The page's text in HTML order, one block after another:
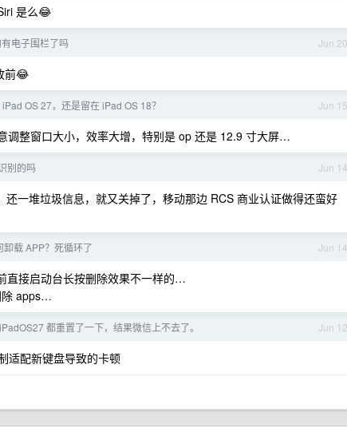
是么😂
Jun 20
电子围栏了吗
前😂
Jun 15
OS 27，还是留在 iPad OS 18？
调整窗口大小，效率大增，特别是 op 还是 12.9 寸大屏…
Jun 14
别的吗
一堆垃圾信息，就又关掉了，移动那边 RCS 商业认证做得还蛮好
Jun 14
卸载 APP？死循环了
直接启动台长按删除效果不一样的…
除 apps…
Jun 12
都重置了一下，结果微信上不去了。
适配新键盘导致的卡顿